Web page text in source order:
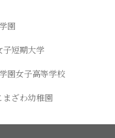
園
子短期大学
園女子高等学校
ざわ幼稚園